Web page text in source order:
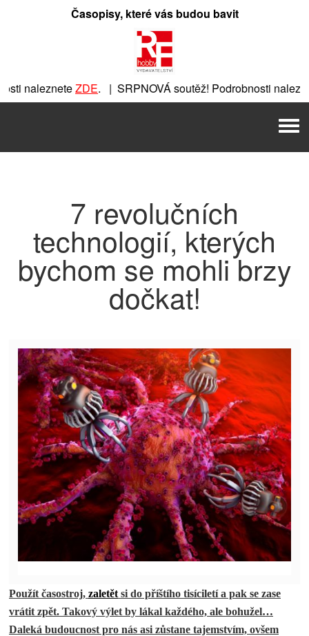
Časopisy, které vás budou bavit
nalezneteZDE. | SRPNOVÁ soutěž! Podrobnosti
. |
7 revolučních
technologií, kterých
bychom se mohli brzy
dočkat!
Použít časostroj, zaletět si do příštího tisíciletí a pak se zase
vrátit zpět. Takový výlet by lákal každého, ale bohužel…
Daleká budoucnost pro nás asi zůstane tajemstvím, ovšem